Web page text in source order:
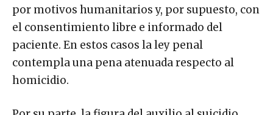
por motivos humanitarios y, por supuesto, con
el consentimiento libre e informado del
paciente. En estos casos la ley penal
contempla una pena atenuada respecto al
homicidio.